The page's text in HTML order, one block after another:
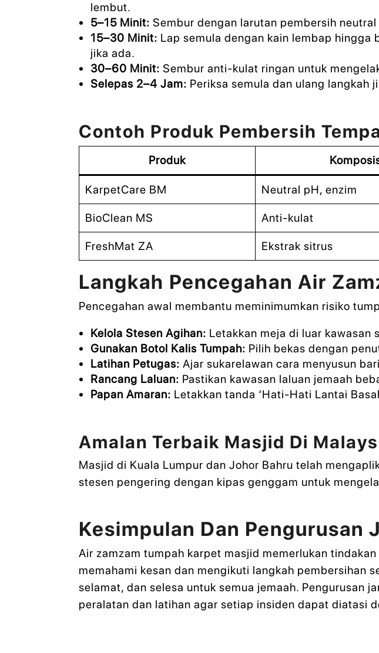
lembut.
5–15 Minit: Sembur dengan larutan pembersih
15–30 Minit: Lap semula dengan kain lembap hingga
jika ada.
30–60 Minit: Sembur anti-kulat ringan untuk
Selepas 2–4 Jam: Periksa semula dan ulang langkah
Contoh Produk Pembersih
Produk
KarpetCare BM Neutral pH, enzim
BioClean MS Anti-kulat
FreshMat ZA Ekstrak sitrus
Langkah Pencegahan Air
Pencegahan awal membantu meminimumkan risiko
Kelola Stesen Agihan: Letakkan meja di luar kawasan
Gunakan Botol Kalis Tumpah: Pilih bekas dengan
Latihan Petugas: Ajar sukarelawan cara menyusun
Rancang Laluan: Pastikan kawasan laluan jemaah
Papan Amaran: Letakkan tanda ‘Hati-Hati Lantai
Amalan Terbaik Masjid Di
Masjid di Kuala Lumpur dan Johor Bahru telah
stesen pengering dengan kipas genggam untuk
Kesimpulan Dan Pengurusan
Air zamzam tumpah karpet masjid memerlukan
memahami kesan dan mengikuti langkah pembersihan
selamat, dan selesa untuk semua jemaah.
peralatan dan latihan agar setiap insiden dapat diatasi